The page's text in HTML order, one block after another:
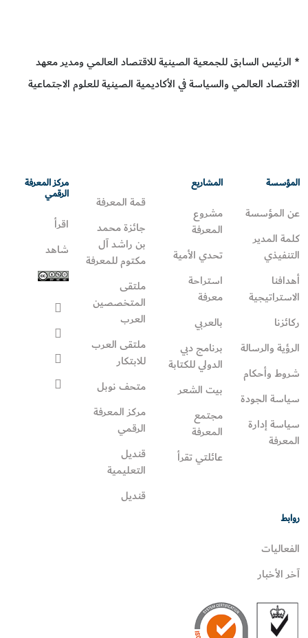
* الرئيس السابق للجمعية الصينية للاقتصاد العالمي ومدير معهد
الاقتصاد العالمي والسياسة في الأكاديمية الصينية للعلوم الاجتماعية
المؤسسة
عن المؤسسة
كلمة المدير
التنفيذي
أهدافنا
الاستراتيجية
ركائزنا
الرؤية والرسالة
شروط وأحكام
سياسة الجودة
سياسة إدارة
المعرفة
المشاريع
مشروع
المعرفة
تحدي الأمية
استراحة
معرفة
بالعربي
برنامج دبي
الدولي للكتابة
بيت الشعر
مجتمع
المعرفة
عائلتي تقرأ‎
قمة المعرفة
جائزة محمد
بن راشد آل
مكتوم للمعرفة
ملتقى
المتخصصين
العرب
ملتقى العرب
للابتكار
متحف نوبل
مركز المعرفة
الرقمي
قنديل
التعليمية
قنديل
مركز المعرفة
الرقمي
اقرأ
شاهد
روابط
الفعاليات
آخر الأخبار